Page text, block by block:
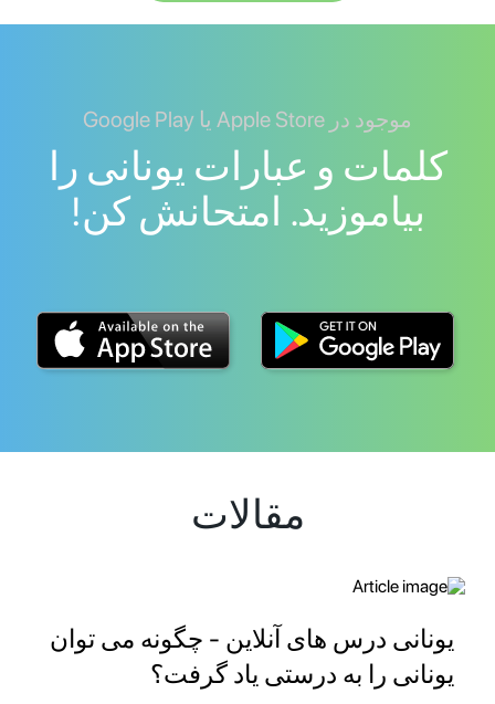
موجود در Apple Store یا Google Play
کلمات و عبارات یونانی را
بیاموزید. امتحانش کن!
مقالات
یونانی درس های آنلاین - چگونه می توان
یونانی را به درستی یاد گرفت؟